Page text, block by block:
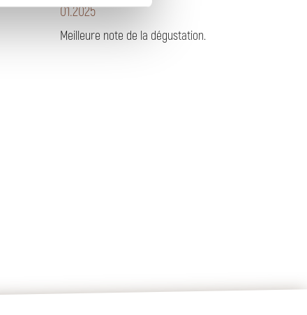
01.2025
Meilleure note de la dégustation.